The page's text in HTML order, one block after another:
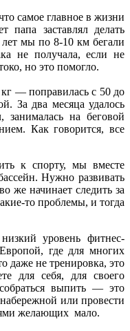
самое главное в жизни
заставлял делать
мы по 8-10 км бегали
не получала, если не
но это помогло.
кг — поправилась с 50 до
За два месяца удалось
занималась на беговой
Как говорится, все
к спорту, мы вместе
Нужно развивать
же начинает следить за
то проблемы, и тогда
уровень фитнес-
где для многих
даже не тренировка, это
для себя, для своего
выпить — это
или провести
желающих мало.